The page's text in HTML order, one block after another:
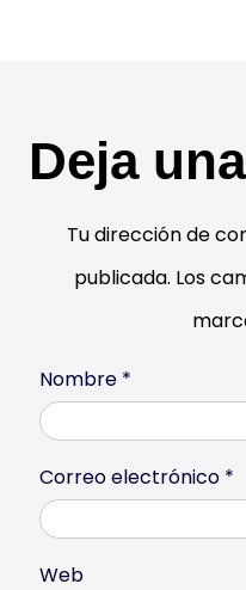
Deja
Tu dirección de
publicada. Los
Nombre *
Correo electrónico *
Web